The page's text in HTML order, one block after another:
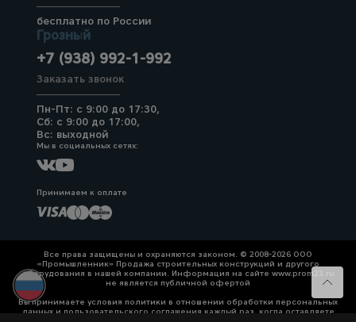
бесплатно по России
Грозный
+7 (938) 992-1-992
Заказать звонок
Пн-Пт: с 9:00 до 17:30,
Сб: с 9:00 до 17:00,
Вс: выходной
Мы в социальных сетях:
Принимаем к оплате
Все права защищены и охраняются законом. © 2008-2026 ООО
«Промышленник» Продажа строительных конструкций и другого
оборудования в нашей компании. Информация на сайте www.prom23.ru
не является публичной офертой
Вы принимаете условия политики в отношении обработки персональных
данных и пользовательского соглашения каждый раз, когда оставляете